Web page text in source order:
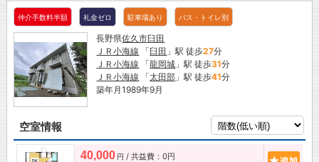
仲介手数料半額 礼金ゼロ 駐車場あり バス・トイレ別
長野県佐久市臼田
ＪＲ小海線 「臼田 」駅 徒歩27分
ＪＲ小海線 「龍岡城 」駅 徒歩31分
ＪＲ小海線 「太田部 」駅 徒歩41分
築年月1989年9月
空室情報
40,000 円 / 共益費：0円